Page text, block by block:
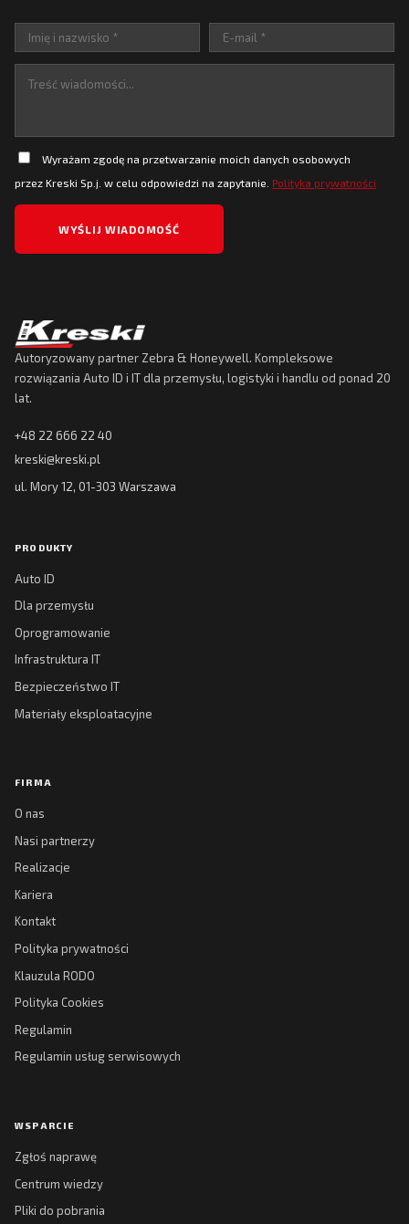
Wyrażam zgodę na przetwarzanie moich danych osobowych
przez Kreski Sp.j. w celu odpowiedzi na zapytanie. Polityka prywatności
Autoryzowany partner Zebra & Honeywell. Kompleksowe
rozwiązania Auto ID i IT dla przemysłu, logistyki i handlu od ponad 20
lat.
+48 22 666 22 40
kreski@kreski.pl
ul. Mory 12, 01-303 Warszawa
PRODUKTY
Auto ID
Dla przemysłu
Oprogramowanie
Infrastruktura IT
Bezpieczeństwo IT
Materiały eksploatacyjne
FIRMA
O nas
Nasi partnerzy
Realizacje
Kariera
Kontakt
Polityka prywatności
Klauzula RODO
Polityka Cookies
Regulamin
Regulamin usług serwisowych
WSPARCIE
Zgłoś naprawę
Centrum wiedzy
Pliki do pobrania